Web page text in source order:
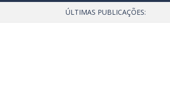
ÚLTIMAS PUBLICAÇÕES: